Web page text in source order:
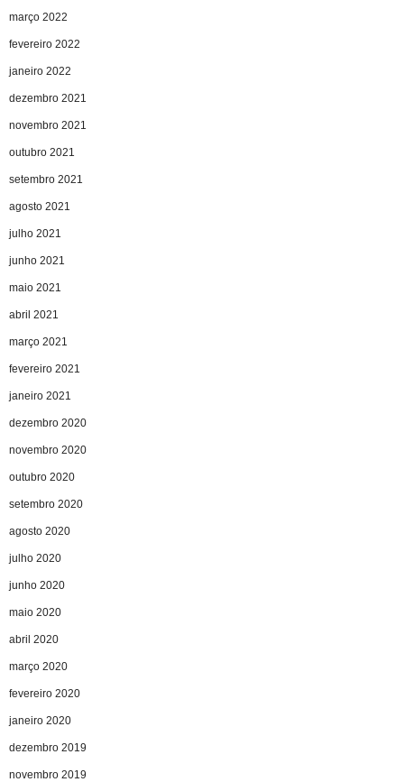
março 2022
fevereiro 2022
janeiro 2022
dezembro 2021
novembro 2021
outubro 2021
setembro 2021
agosto 2021
julho 2021
junho 2021
maio 2021
abril 2021
março 2021
fevereiro 2021
janeiro 2021
dezembro 2020
novembro 2020
outubro 2020
setembro 2020
agosto 2020
julho 2020
junho 2020
maio 2020
abril 2020
março 2020
fevereiro 2020
janeiro 2020
dezembro 2019
novembro 2019